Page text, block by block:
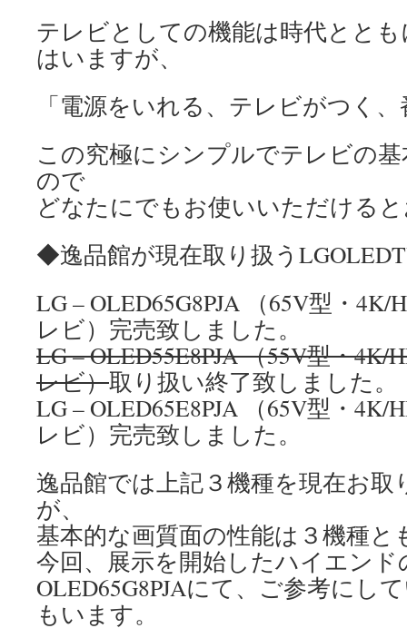
テレビとしての機能は時代とと
はいますが、
「電源をいれる、テレビがつく
この究極にシンプルでテレビの
ので
どなたにでもお使いいただける
◆逸品館が現在取り扱う
LG – OLED65G8PJA （65V型・
レビ）完売致しました。
LG – OLED55E8PJA （55V型・4K/
レビ）取り扱い終了致しました。
LG – OLED65E8PJA （65V型・4K/
レビ）完売致しました。
逸品館では上記３機種を現在お
が、
基本的な画質面の性能は３機種と
今回、展示を開始したハイエンド
OLED65G8PJAにて、ご参考にし
もいます。